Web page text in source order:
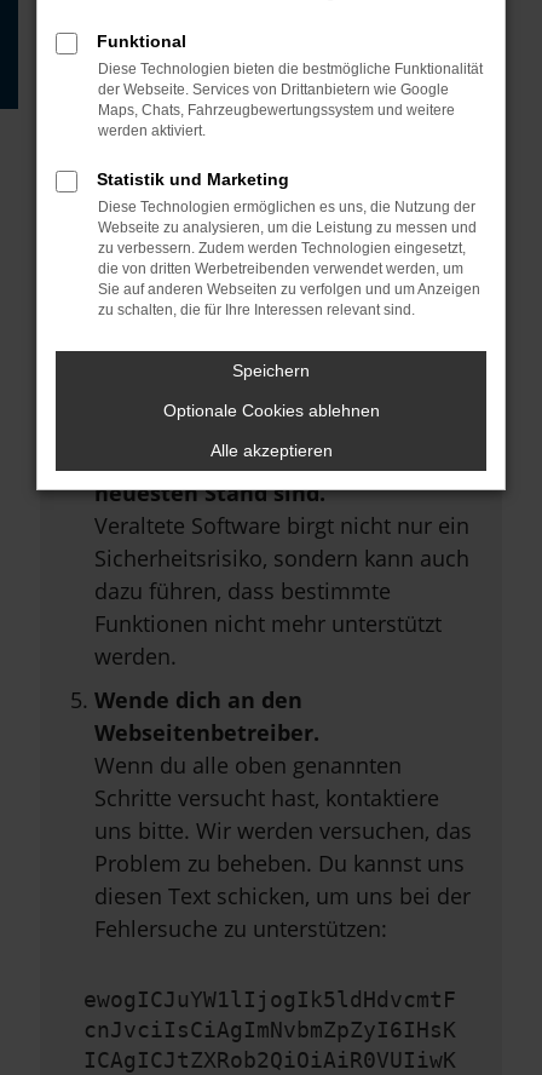
Browsererweiterungen.
Manche Erweiterungen, wie
Werbeblocker, können das Laden
bestimmter Seiten verhindern.
Funktioniert die Seite in einem
anderen Browser oder in einem
privaten Fenster?
Starte dein Gerät neu.
Das kann manchmal helfen,
vorübergehende Probleme zu
Stelle sicher, dass dein Browser
und dein Betriebssystem auf dem
neuesten Stand sind.
Veraltete Software birgt nicht nur ein
Sicherheitsrisiko, sondern kann auch
dazu führen, dass bestimmte
Funktionen nicht mehr unterstützt
werden.
Wende dich an den
Webseitenbetreiber.
Wenn du alle oben genannten
Schritte versucht hast, kontaktiere
uns bitte. Wir werden versuchen, das
Problem zu beheben. Du kannst uns
diesen Text schicken, um uns bei der
Fehlersuche zu unterstützen:
ewogICJuYW1lIjogIk5ldHdvcmtF
cnJvciIsCiAgImNvbmZpZyI6IHsK
ICAgICJtZXRob2QiOiAiR0VUIiwK
Funktional
Diese Technologien bieten die bestmögliche Funktionalität
der Webseite. Services von Drittanbietern wie Google
Maps, Chats, Fahrzeugbewertungssystem und weitere
werden aktiviert.
Statistik und Marketing
Diese Technologien ermöglichen es uns, die Nutzung der
Webseite zu analysieren, um die Leistung zu messen und
zu verbessern. Zudem werden Technologien eingesetzt,
die von dritten Werbetreibenden verwendet werden, um
Sie auf anderen Webseiten zu verfolgen und um Anzeigen
zu schalten, die für Ihre Interessen relevant sind.
Speichern
Optionale Cookies ablehnen
Alle akzeptieren